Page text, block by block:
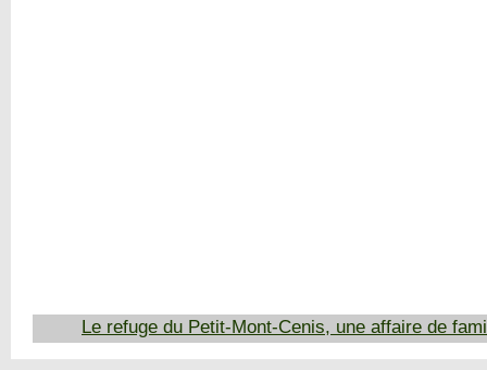
Le refuge du Petit-Mont-Cenis, une affaire de